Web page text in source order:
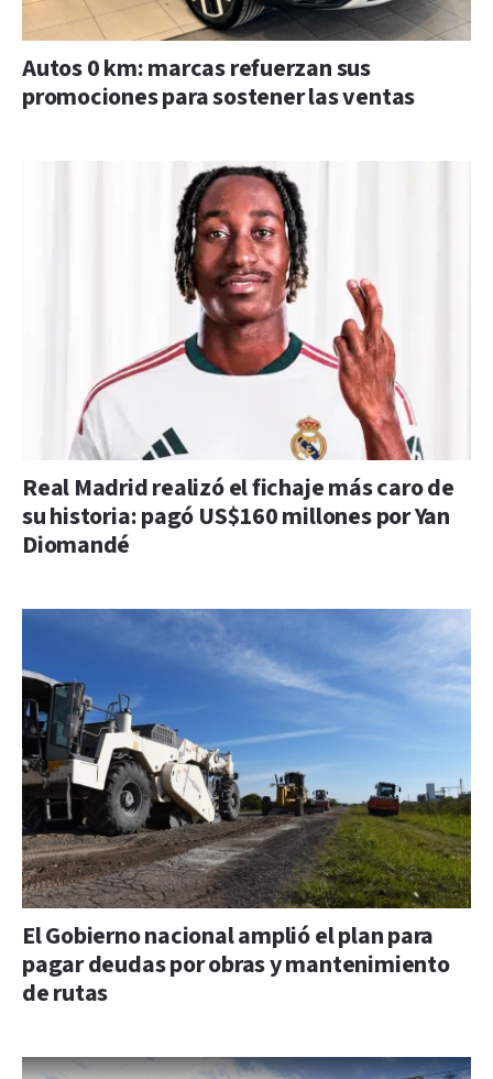
Autos 0 km: marcas refuerzan sus
promociones para sostener las ventas
Real Madrid realizó el fichaje más caro de
su historia: pagó US$160 millones por Yan
Diomandé
El Gobierno nacional amplió el plan para
pagar deudas por obras y mantenimiento
de rutas